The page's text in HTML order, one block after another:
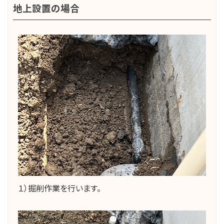
地上設置の場合
１）掘削作業を行います。